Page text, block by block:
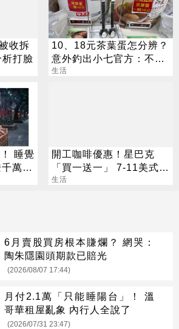
收拆
打臉
10、18元茶葉蛋怎分辨？
意外釣出小七官方：不用
擔心「判蛋力」
生活
睡覺
萬別
開工咖啡優惠！星巴克
「買一送一」 7-11美式買
7送7
生活
6月賣股買房根本賺爛？ 網哭：
陶朱隱園頭期款已賠光
(2026/08/07 17:44)
月付2.1萬「只能睡陽台」！ 溫
哥華租屋亂象 內行人全說了
(2026/07/31 23:47)